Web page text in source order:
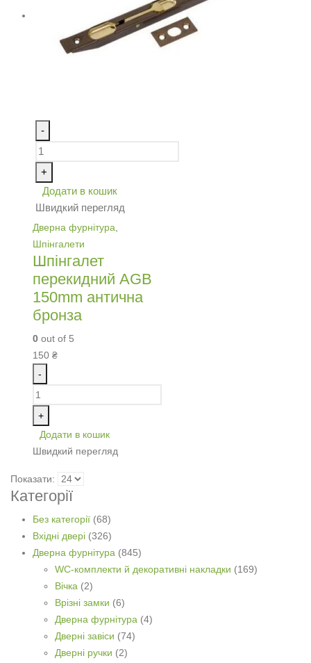
-
+
Додати в кошик
Швидкий перегляд
Дверна фурнітура
Шпінгалети
Шпінгалет
перекидний AGB
150mm антична
бронза
0 out of 5
150 ₴
-
+
Додати в кошик
Швидкий перегляд
Показати:
Категорії
Без категорії (68)
Вхідні двері (326)
Дверна фурнітура (845)
WC-комплекти й декоративні накладки (169)
Вічка (2)
Врізні замки (6)
Дверна фурнітура (4)
Дверні завіси (74)
Дверні ручки (2)